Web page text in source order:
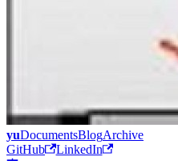
yuDocumentsBlogArchive
GitHub
LinkedIn